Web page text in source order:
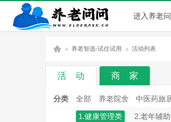
进入养老
养老智选-试住试用 活动列表
活 动 商 家
分类 全部 养老院舍 中医药旅
1.健康管理类 2.老年辅